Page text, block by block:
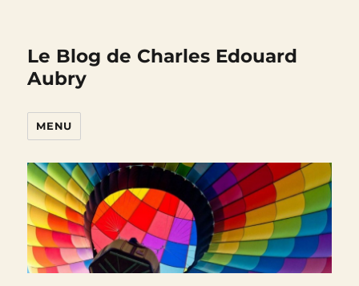
Le Blog de Charles Edouard
Aubry
MENU